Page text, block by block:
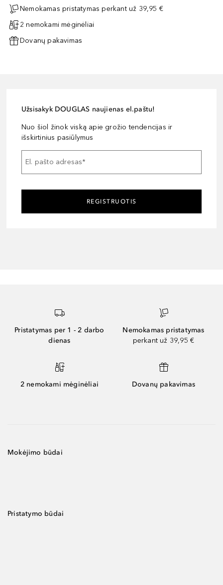
Nemokamas pristatymas perkant už 39,95 €
2 nemokami mėginėliai
Dovanų pakavimas
Užsisakyk DOUGLAS naujienas el.paštu!
Nuo šiol žinok viską apie grožio tendencijas ir
išskirtinius pasiūlymus
El. pašto adresas*
REGISTRUOTIS
Pristatymas per 1 - 2 darbo
dienas
Nemokamas pristatymas
perkant už 39,95 €
2 nemokami mėginėliai Dovanų pakavimas
Mokėjimo būdai
Pristatymo būdai